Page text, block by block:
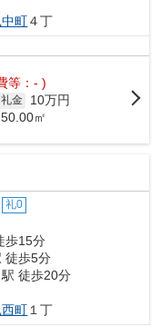
中町４丁
等：- )
礼金
10万円
㎡
礼0
歩15分
徒歩5分
駅 徒歩20分
西町 １丁